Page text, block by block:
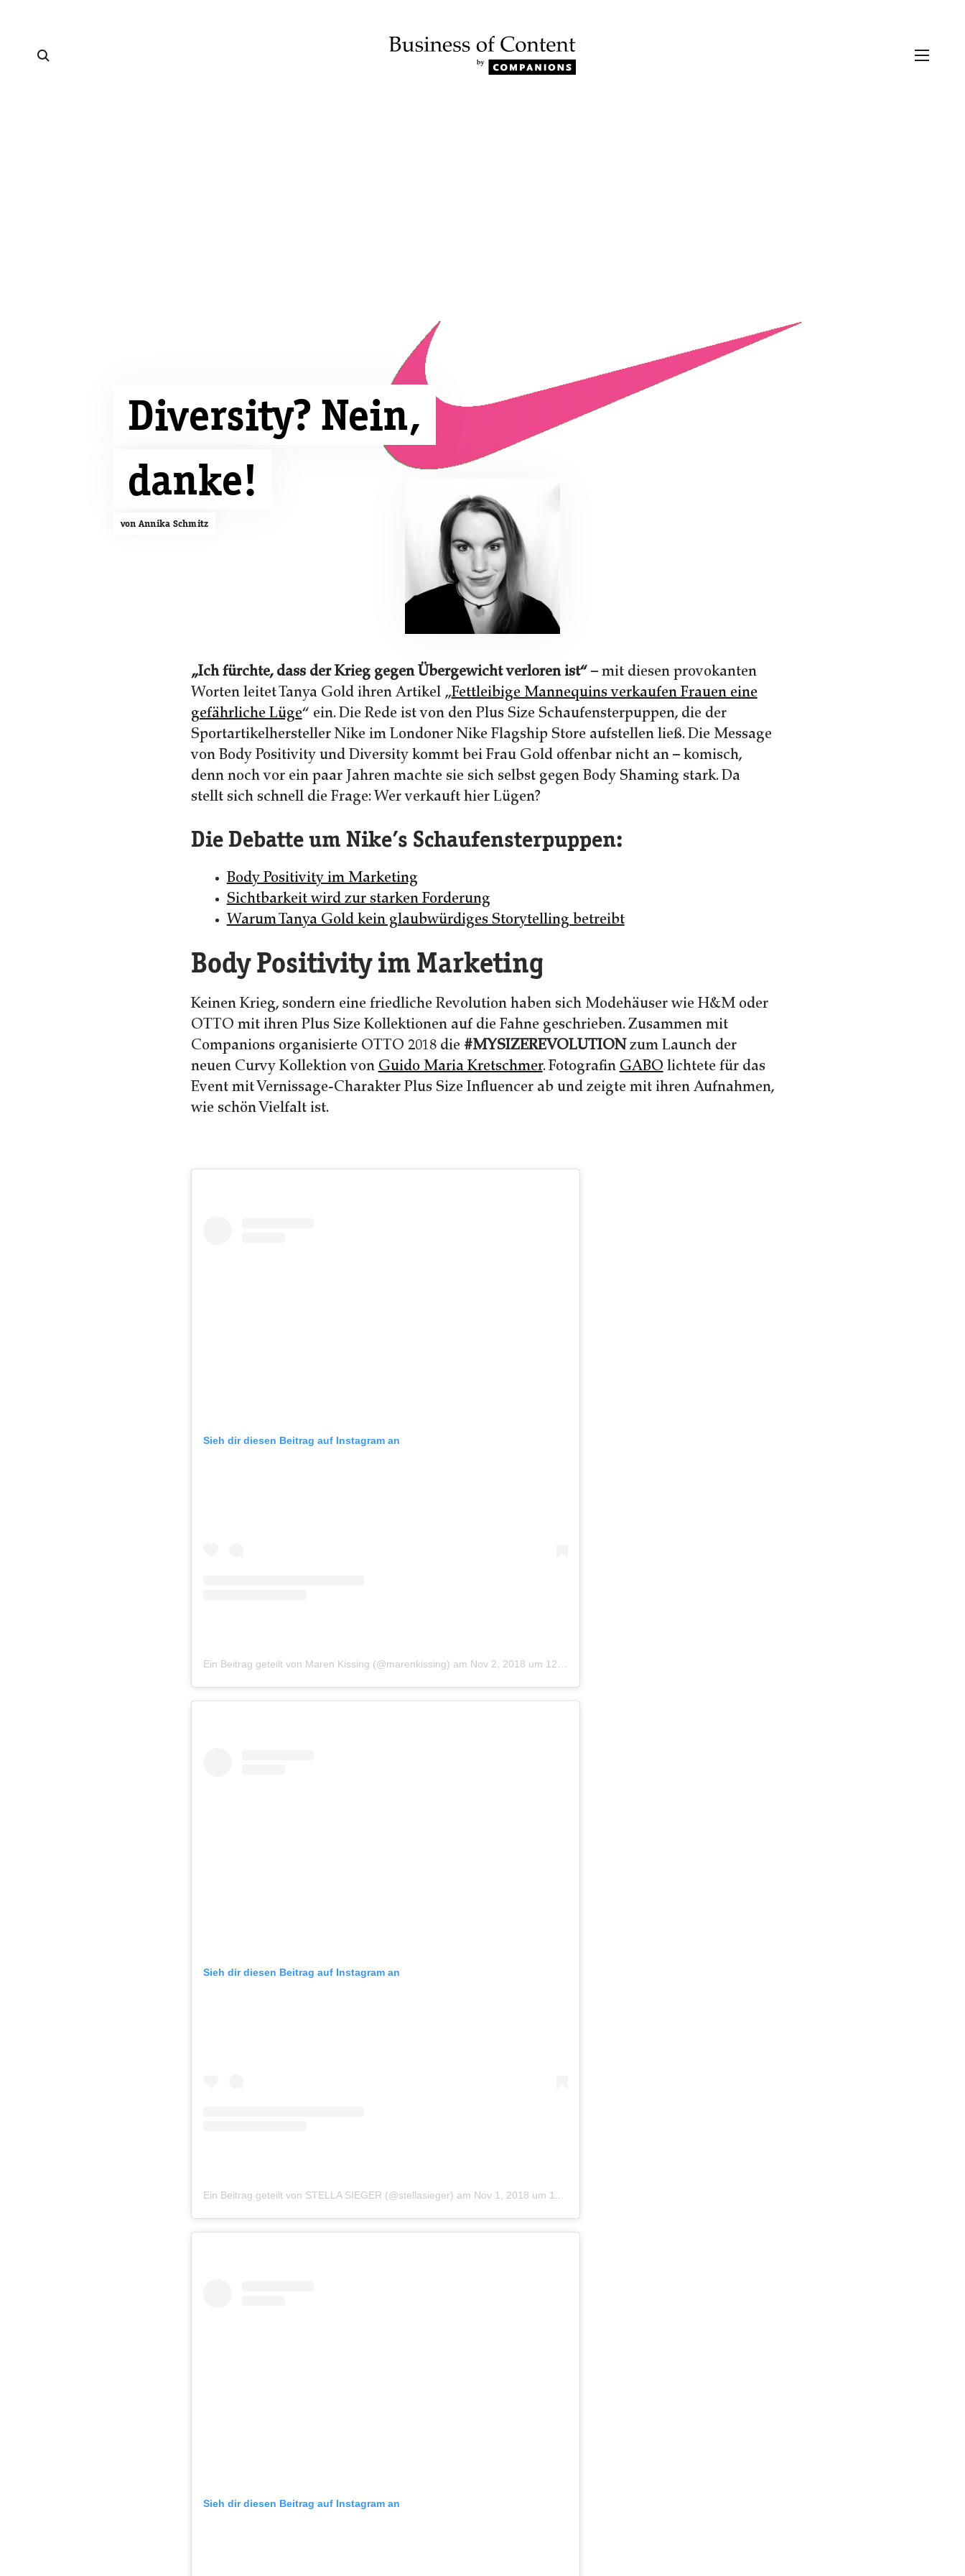
Diversity? Nein,
danke!
von Annika Schmitz
„Ich fürchte, dass der Krieg gegen Übergewicht verloren ist“ – mit diesen provokanten
Worten leitet Tanya Gold ihren Artikel „Fettleibige Mannequins verkaufen Frauen eine
gefährliche Lüge“ ein. Die Rede ist von den Plus Size Schaufensterpuppen, die der
Sportartikelhersteller Nike im Londoner Nike Flagship Store aufstellen ließ. Die Message
von Body Positivity und Diversity kommt bei Frau Gold offenbar nicht an – komisch,
denn noch vor ein paar Jahren machte sie sich selbst gegen Body Shaming stark. Da
stellt sich schnell die Frage: Wer verkauft hier Lügen?
Die Debatte um Nike’s Schaufensterpuppen:
Body Positivity im Marketing
Sichtbarkeit wird zur starken Forderung
Warum Tanya Gold kein glaubwürdiges Storytelling betreibt
Body Positivity im Marketing
Keinen Krieg, sondern eine friedliche Revolution haben sich Modehäuser wie H&M oder
OTTO mit ihren Plus Size Kollektionen auf die Fahne geschrieben. Zusammen mit
Companions organisierte OTTO 2018 die #MYSIZEREVOLUTION zum Launch der
neuen Curvy Kollektion vonGuido Maria Kretschmer. FotografinGABOlichtete für das
Event mit Vernissage-Charakter Plus Size Influencer ab und zeigte mit ihren Aufnahmen,
wie schön Vielfalt ist.
Sieh dir diesen Beitrag auf Instagram an
Ein Beitrag geteilt von Maren Kissing (@marenkissing) am Nov 2, 2018 um 12:04 PDT
Sieh dir diesen Beitrag auf Instagram an
Ein Beitrag geteilt von STELLA SIEGER (@stellasieger) am Nov 1, 2018 um 11:32 PDT
Sieh dir diesen Beitrag auf Instagram an